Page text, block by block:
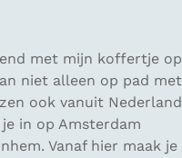
met mijn koffertje op
niet alleen op pad met
ook vanuit Nederland
in op Amsterdam
Vanaf hier maak je